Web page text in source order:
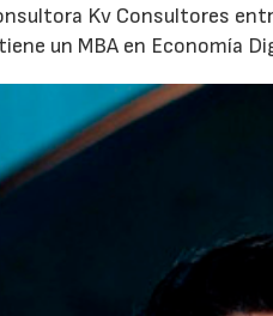
Kv Consultores
un MBA en Economía